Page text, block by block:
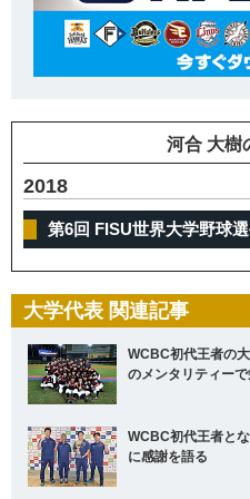
河合 大樹
2018
第6回 FISU世界大学野球
大学代表 関連記事
WCBC初代王者の
のメンタリティーで
WCBC初代王者と
に感謝を語る